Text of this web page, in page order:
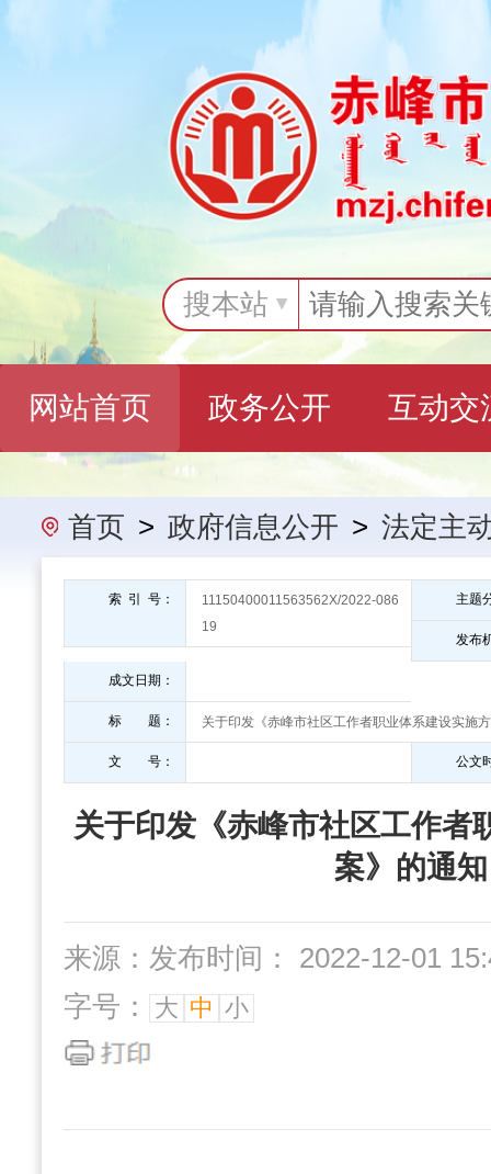
搜本站
网站首页 政务公开 互动交
办事指南 民政要闻 机构概
首页 > 政府信息公开 > 法定主
索 引 号：
11150400011563562X/2022-086
19
主题
发布
成文日期：
标 题： 关于印发《赤峰市社区工作者职业体系建设实施
文 号： 公文
关于印发《赤峰市社区工作者
案》的通知
来源： 发布时间： 2022-12-01
字号：
大 中 小